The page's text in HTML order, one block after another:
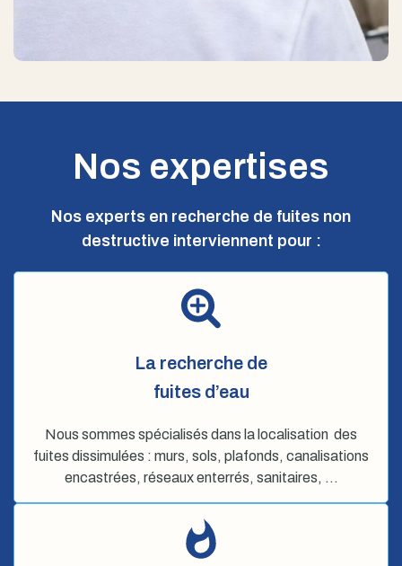
Nos expertises
Nos experts en recherche de fuites non
destructive interviennent pour :
La recherche de
fuites d’eau
Nous sommes spécialisés dans la localisation des
fuites dissimulées : murs, sols, plafonds, canalisations
encastrées, réseaux enterrés, sanitaires, …